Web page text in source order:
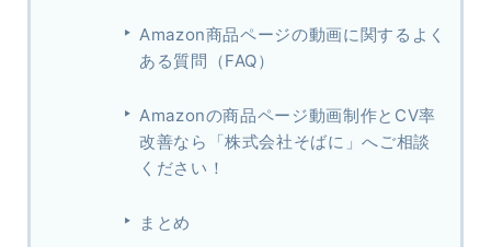
Amazon商品ページの動画に関するよく
ある質問（FAQ）
Amazonの商品ページ動画制作とCV率
改善なら「株式会社そばに」へご相談
ください！
まとめ